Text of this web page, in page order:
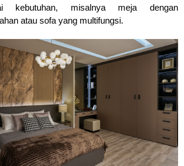
kebutuhan, misalnya meja dengan
atau sofa yang multifungsi.